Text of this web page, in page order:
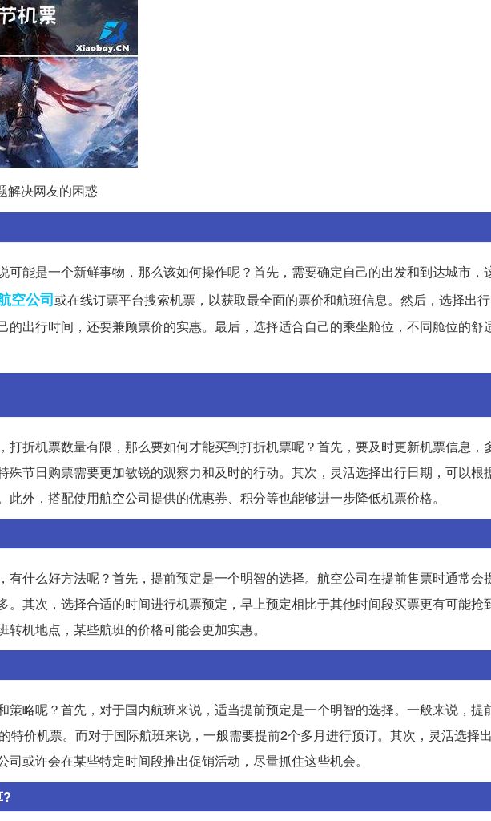
解决网友的困惑
可能是一个新鲜事物，那么该如何操作呢？首先，需要确定自己的出发和到达城市，
空公司或在线订票平台搜索机票，以获取最全面的票价和航班信息。然后，选择出行
的出行时间，还要兼顾票价的实惠。最后，选择适合自己的乘坐舱位，不同舱位的舒
打折机票数量有限，那么要如何才能买到打折机票呢？首先，要及时更新机票信息，
殊节日购票需要更加敏锐的观察力和及时的行动。其次，灵活选择出行日期，可以根
外，搭配使用航空公司提供的优惠券、积分等也能够进一步降低机票价格。
有什么好方法呢？首先，提前预定是一个明智的选择。航空公司在提前售票时通常会
。其次，选择合适的时间进行机票预定，早上预定相比于其他时间段买票更有可能抢
机地点，某些航班的价格可能会更加实惠。
策略呢？首先，对于国内航班来说，适当提前预定是一个明智的选择。一般来说，提
特价机票。而对于国际航班来说，一般需要提前2个多月进行预订。其次，灵活选择
或许会在某些特定时间段推出促销活动，尽量抓住这些机会。
?